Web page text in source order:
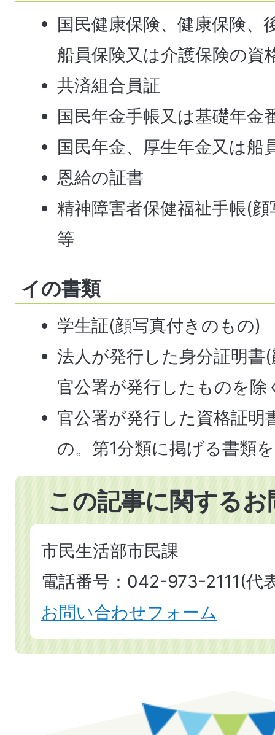
国民健康保険、健康保険、
船員保険又は介護保険の資
共済組合員証
国民年金手帳又は基礎年金
国民年金、厚生年金又は船
恩給の証書
精神障害者保健福祉手帳(
等
イの書類
学生証(顔写真付きのもの)
法人が発行した身分証明書
官公署が発行したものを除
官公署が発行した資格証明
の。第1分類に掲げる書類
この記事に関する
市民生活部市民課
電話番号：042-973-2111(代
お問い合わせフォーム